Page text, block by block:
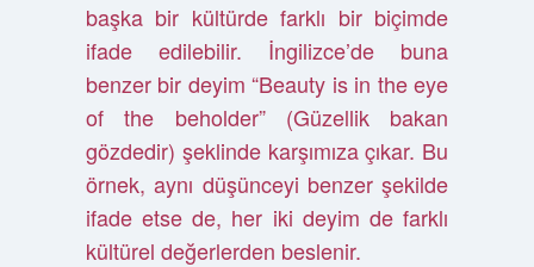
başka bir kültürde farklı bir biçimde
ifade edilebilir. İngilizce’de buna
benzer bir deyim “Beauty is in the eye
of the beholder” (Güzellik bakan
gözdedir) şeklinde karşımıza çıkar. Bu
örnek, aynı düşünceyi benzer şekilde
ifade etse de, her iki deyim de farklı
kültürel değerlerden beslenir.